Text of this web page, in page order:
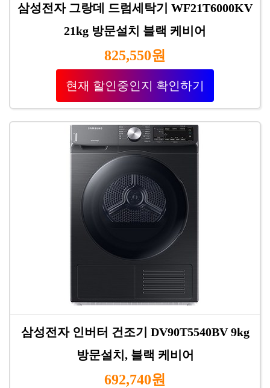
삼성전자 그랑데 드럼세탁기 WF21T6000KV
21kg 방문설치 블랙 케비어
825,550원
현재 할인중인지 확인하기
삼성전자 인버터 건조기 DV90T5540BV 9kg
방문설치, 블랙 케비어
692,740원